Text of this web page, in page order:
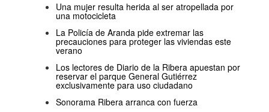
Una mujer resulta herida al ser atropellada por
una motocicleta
La Policía de Aranda pide extremar las
precauciones para proteger las viviendas este
verano
Los lectores de Diario de la Ribera apuestan por
reservar el parque General Gutiérrez
exclusivamente para uso ciudadano
Sonorama Ribera arranca con fuerza